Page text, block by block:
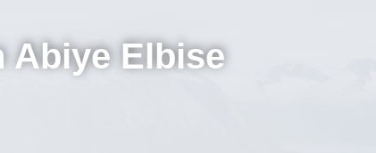
Abiye Elbise